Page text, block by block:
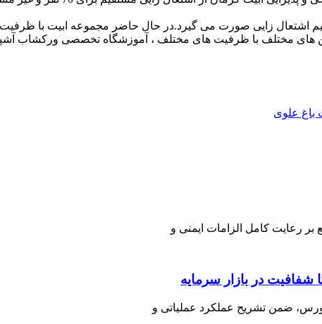
مختلف با ظرفیت های مختلف ، آموزشگاه تخصصی ورکشاب
علوی
بر رعایت کامل الزامات ایمنی و
ضمن تشریح عملکرد عملیاتی و